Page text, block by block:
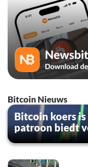
Bitcoin Nieuws
Bitcoin koers
patroon biedt